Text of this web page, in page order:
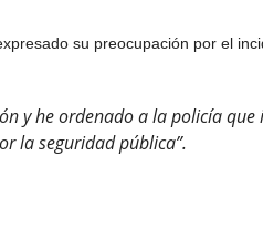
su preocupación por el
y he ordenado a la policía que
la seguridad pública”.